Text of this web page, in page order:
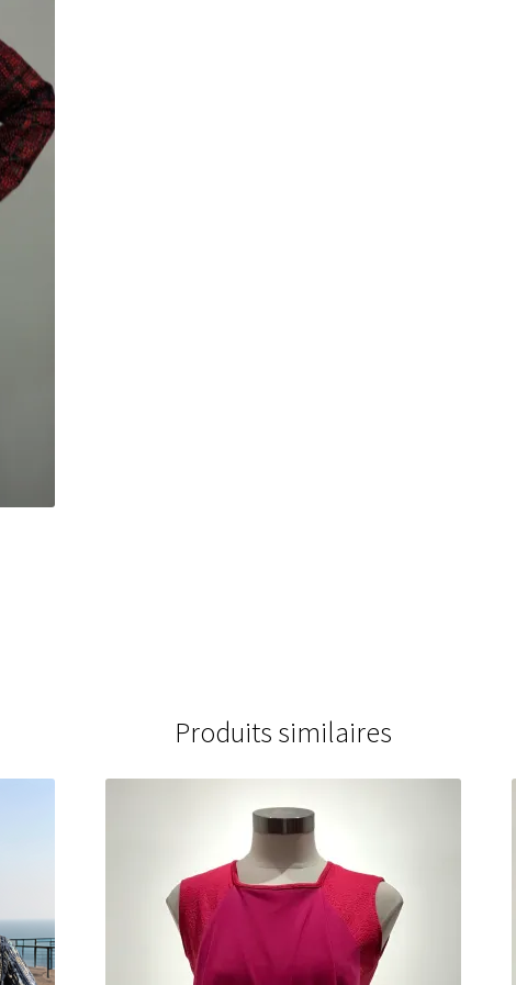
Produits similaires